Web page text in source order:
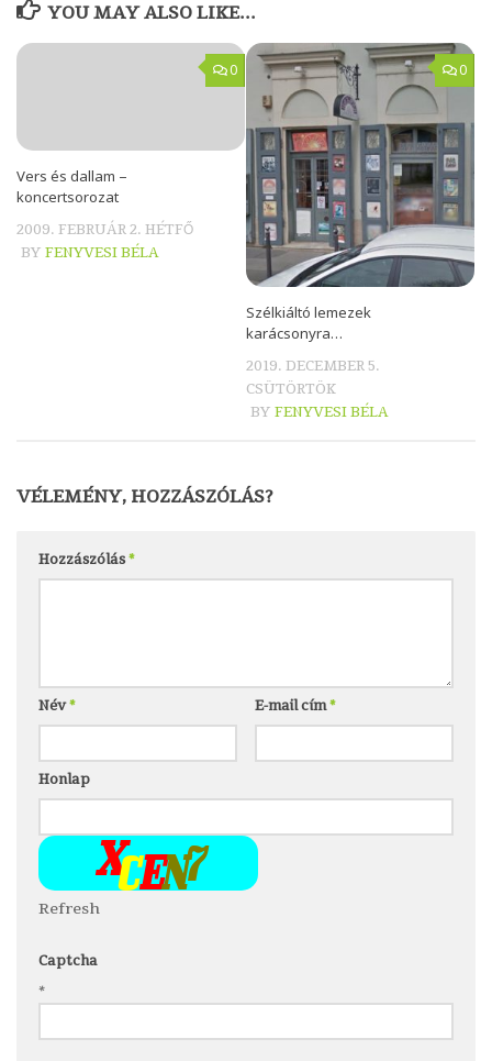
YOU MAY ALSO LIKE...
0
Vers és dallam –
koncertsorozat
2009. FEBRUÁR 2. HÉTFŐ
BY FENYVESI BÉLA
0
Szélkiáltó lemezek
karácsonyra…
2019. DECEMBER 5.
CSÜTÖRTÖK
BY FENYVESI BÉLA
VÉLEMÉNY, HOZZÁSZÓLÁS?
Hozzászólás*
Név* E-mail cím*
Honlap
Refresh
Captcha
*